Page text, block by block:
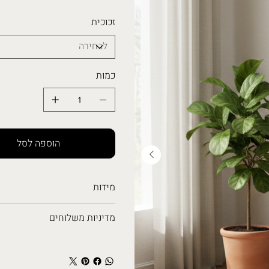
זכוכית
כמות
הוספה לסל
מידות
מדיניות משלוחים